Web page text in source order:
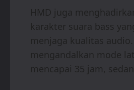
HMD juga
karakter suara bass
menjaga kualitas
mengandalkan mode
mencapai 35 jam,